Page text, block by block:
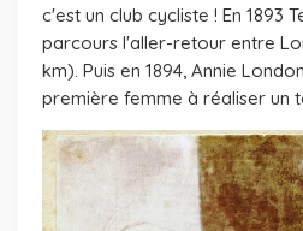
c'est un club cycliste ! En 1893
parcours l'aller-retour entre
km). Puis en 1894, Annie
première femme à réaliser un